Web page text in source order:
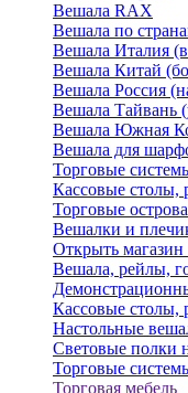
Вешала RAX
Вешала по
Вешала Италия
Вешала Китай
Вешала Россия
Вешала Тайвань
Вешала Южная
Вешала для
Торговые
Кассовые столы,
Торговые острова
Вешалки и
Открыть
Вешала, рейлы,
Кассовые столы,
Настольные
Световые полки
Торговые
Торговая мебель